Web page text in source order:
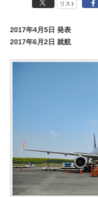
リスト
2017年4月5日 発表
2017年6月2日 就航